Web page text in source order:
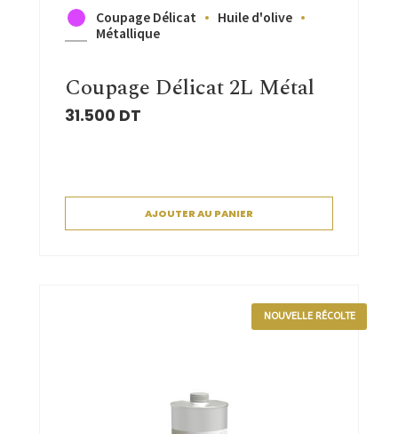
Coupage Délicat
Huile d'olive
Métallique
Coupage Délicat 2L Métal
31.500 DT
AJOUTER AU PANIER
NOUVELLE RÉCOLTE